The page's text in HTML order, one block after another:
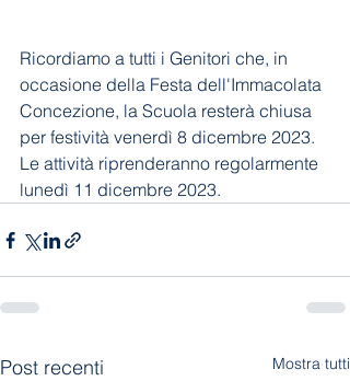
Ricordiamo a tutti i Genitori che, in
occasione della Festa dell'Immacolata
Concezione, la Scuola resterà chiusa
per festività venerdì 8 dicembre 2023.
Le attività riprenderanno regolarmente
lunedì 11 dicembre 2023.
Post recenti Mostra tutti